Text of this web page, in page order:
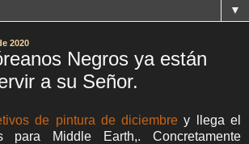
▼
2020
Negros ya están
a su Señor.
de pintura de diciembre y llega el
para Middle Earth,. Concretamente